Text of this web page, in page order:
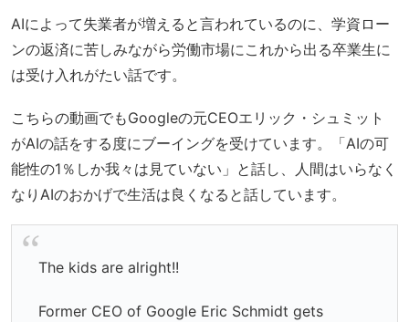
AIによって失業者が増えると言われているのに、学資ロー
ンの返済に苦しみながら労働市場にこれから出る卒業生に
は受け入れがたい話です。
こちらの動画でもGoogleの元CEOエリック・シュミット
がAIの話をする度にブーイングを受けています。「AIの可
能性の1％しか我々は見ていない」と話し、人間はいらなく
なりAIのおかげで生活は良くなると話しています。
The kids are alright!!
Former CEO of Google Eric Schmidt gets